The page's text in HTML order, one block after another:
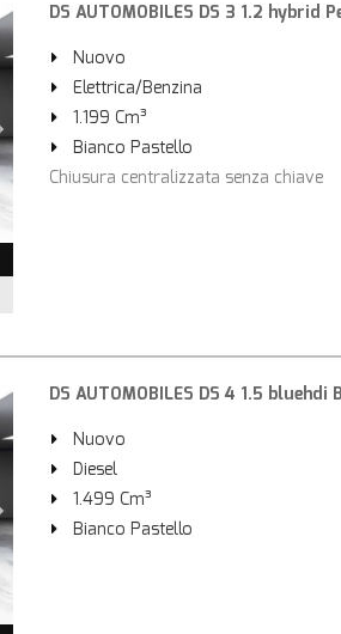
DS AUTOMOBILES DS 3 1.2 hybrid
Nuovo
Elettrica/Benzina
1.199 Cm³
Bianco Pastello
Chiusura centralizzata senza chiave
DS AUTOMOBILES DS 4 1.5
Nuovo
Diesel
1.499 Cm³
Bianco Pastello